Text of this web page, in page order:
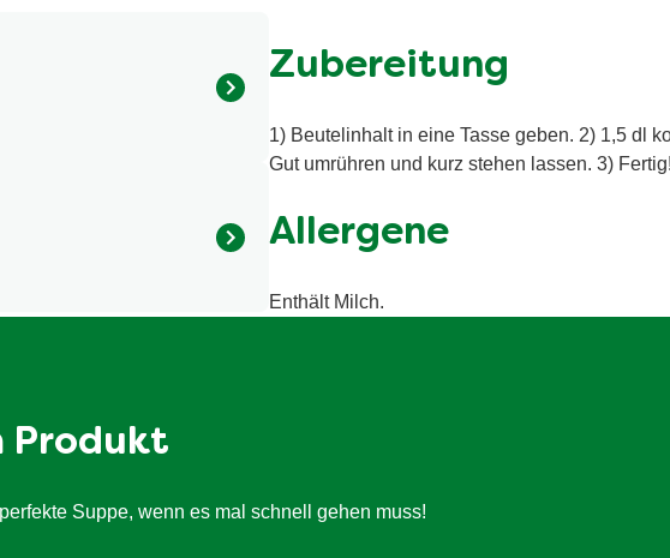
Aromen, Kurkuma.
/ 318 kilojoule
Zubereitung
1) Beutelinhalt in eine Tasse geben. 2) 1,5 dl
Gut umrühren und kurz stehen lassen. 3) Fertig!
Allergene
Enthält Milch.
Produkt
Suppe, wenn es mal schnell gehen muss!